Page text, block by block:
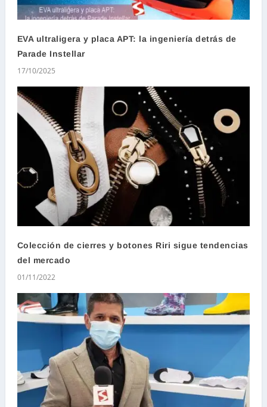
EVA ultraligera y placa APT: la ingeniería detrás de
Parade Instellar
17/10/2025
Colección de cierres y botones Riri sigue tendencias
del mercado
01/11/2022